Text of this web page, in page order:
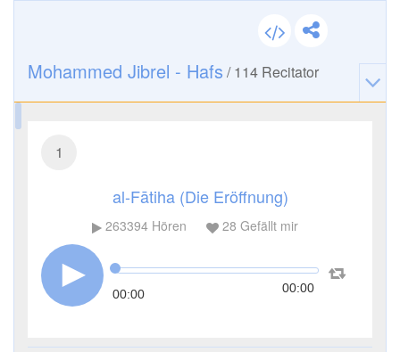
Mohammed Jibrel - Hafs /114 Recitator
1
al-Fātiha (Die Eröffnung)
263394Hören 28 Gefällt mir
00:00 00:00